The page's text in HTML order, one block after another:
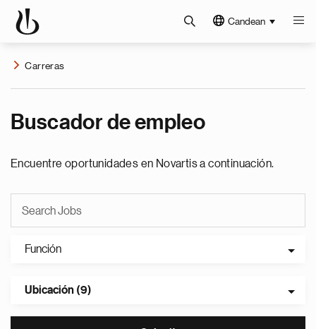
Candean
Carreras
Buscador de empleo
Encuentre oportunidades en Novartis a continuación.
Función
Ubicación (9)